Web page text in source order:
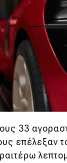
33
επέλεξαν